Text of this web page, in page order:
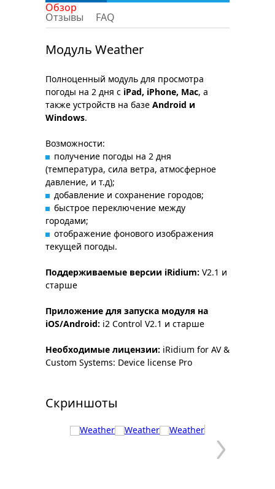
Обзор
Отзывы FAQ
Модуль Weather
Полноценный модуль для просмотра
погоды на 2 дня с iPad, iPhone, Mac, а
также устройств на базе Android и
Windows.
Возможности:
получение погоды на 2 дня
(температура, сила ветра, атмосферное
давление, и т.д);
добавление и сохранение городов;
быстрое переключение между
городами;
отображение фонового изображения
текущей погоды.
Поддерживаемые версии iRidium: V2.1 и
старше
Приложение для запуска модуля на
iOS/Android: i2 Control V2.1 и старше
Необходимые лицензии: iRidium for AV &
Custom Systems: Device license Pro
Скриншоты